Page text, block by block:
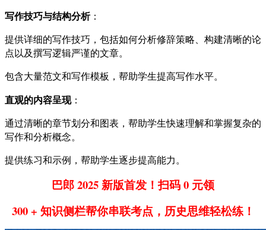
写作技巧与结构分析：
提供详细的写作技巧，包括如何分析修辞策略、构建清晰的论
点以及撰写逻辑严谨的文章。
包含大量范文和写作模板，帮助学生提高写作水平。
直观的内容呈现：
通过清晰的章节划分和图表，帮助学生快速理解和掌握复杂的
写作和分析概念。
提供练习和示例，帮助学生逐步提高能力。
巴郎 2025 新版首发！扫码 0 元领
300 + 知识侧栏帮你串联考点，历史思维轻松练！